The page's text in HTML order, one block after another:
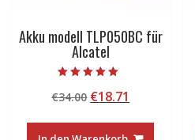
Akku modell TLP050BC für
Alcatel
5.00
von 5
€34.00 Ursprünglicher
war:
€18.71
ist: